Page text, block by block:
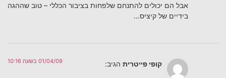
אבל הם יכולים להתנחם שלפחות בציבור הכללי – טוב שההגה
בידיים של קיציס…
קופי פייטרית הגיב: 01/04/09 בשעה 10:16